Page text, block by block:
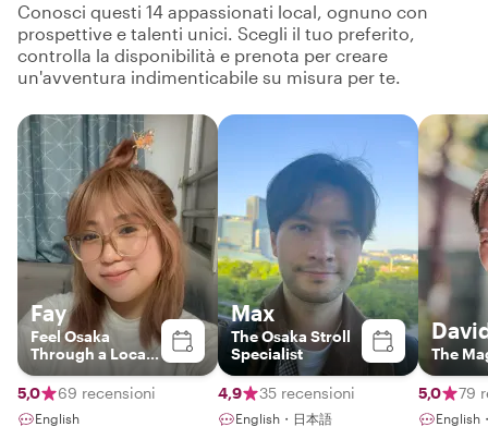
Conosci questi 14 appassionati local, ognuno con
prospettive e talenti unici. Scegli il tuo preferito,
controlla la disponibilità e prenota per creare
un'avventura indimenticabile su misura per te.
Fay
Feel Osaka
Through a Local’s
Eyes
5,0
69 recensioni
English
Max
The Osaka Stroll
Specialist
4,9 35 recensioni
English・日本語
The
5,0 79
English